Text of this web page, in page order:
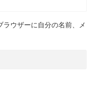
ウザーに自分の名前、メ